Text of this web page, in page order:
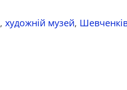
, художній музей,